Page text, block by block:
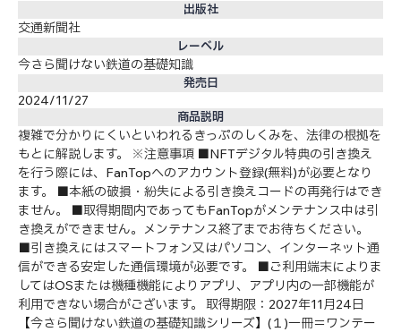
出版社
交通新聞社
レーベル
今さら聞けない鉄道の基礎知識
発売日
2024/11/27
商品説明
複雑で分かりにくいといわれるきっぷのしくみを、法律の根拠を
もとに解説します。 ※注意事項 ■NFTデジタル特典の引き換え
を行う際には、FanTopへのアカウント登録(無料)が必要となり
ます。 ■本紙の破損・紛失による引き換えコードの再発行はでき
ません。 ■取得期間内であってもFanTopがメンテナンス中は引
き換えができません。メンテナンス終了までお待ちください。
■引き換えにはスマートフォン又はパソコン、インターネット通
信ができる安定した通信環境が必要です。 ■ご利用端末によりま
してはOSまたは機種機能によりアプリ、アプリ内の一部機能が
利用できない場合がございます。 取得期限：2027年11月24日
【今さら聞けない鉄道の基礎知識シリーズ】(１)一冊＝ワンテー